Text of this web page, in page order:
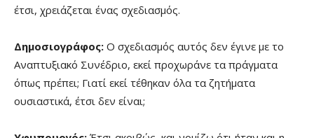
έτσι, χρειάζεται ένας σχεδιασμός.
Δημοσιογράφος: Ο σχεδιασμός αυτός δεν έγινε με το
Αναπτυξιακό Συνέδριο, εκεί προχωράνε τα πράγματα
όπως πρέπει; Γιατί εκεί τέθηκαν όλα τα ζητήματα
ουσιαστικά, έτσι δεν είναι;